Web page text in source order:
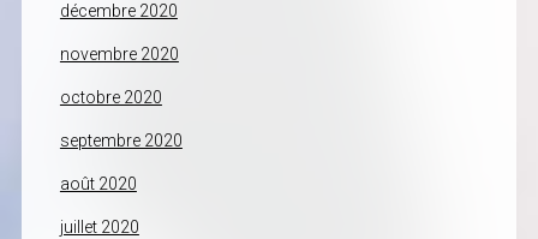
décembre 2020
novembre 2020
octobre 2020
septembre 2020
août 2020
juillet 2020